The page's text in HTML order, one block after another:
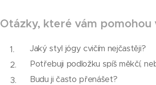
Otázky, které vám
Jaký styl jógy cvičím nejčastěji?
Potřebuji podložku spíš měkčí,
Budu ji často přenášet?